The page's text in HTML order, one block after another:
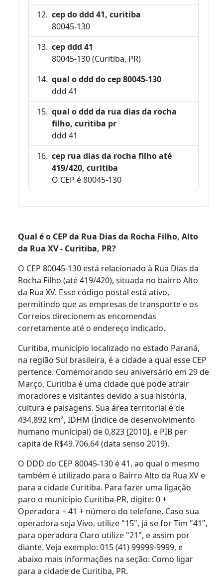
cep do ddd 41, curitiba
80045-130
cep ddd 41
80045-130 (Curitiba, PR)
qual o ddd do cep 80045-130
ddd 41
qual o ddd da rua dias da rocha
filho, curitiba pr
ddd 41
cep rua dias da rocha filho até
419/420, curitiba
O CEP é 80045-130
Qual é o CEP da Rua Dias da Rocha Filho, Alto
da Rua XV - Curitiba, PR?
O CEP 80045-130 está relacionado à Rua Dias da
Rocha Filho (até 419/420), situada no bairro Alto
da Rua XV. Esse código postal está ativo,
permitindo que as empresas de transporte e os
Correios direcionem as encomendas
corretamente até o endereço indicado.
Curitiba, município localizado no estado Paraná,
na região Sul brasileira, é a cidade a qual esse CEP
pertence. Comemorando seu aniversário em 29 de
Março, Curitiba é uma cidade que pode atrair
moradores e visitantes devido a sua história,
cultura e paisagens. Sua área territorial é de
434,892 km², IDHM (Índice de desenvolvimento
humano municipal) de 0,823 [2010], e PIB per
capita de R$49.706,64 (data senso 2019).
O DDD do CEP 80045-130 é 41, ao qual o mesmo
também é utilizado para o Bairro Alto da Rua XV e
para a cidade Curitiba. Para fazer uma ligação
paro o município Curitiba-PR, digite: 0 +
Operadora + 41 + número do telefone. Caso sua
operadora seja Vivo, utilize "15", já se for Tim "41",
para operadora Claro utilize "21", e assim por
diante. Veja exemplo: 015 (41) 99999-9999, e
abaixo mais informações na seção: Como ligar
para a cidade de Curitiba, PR.